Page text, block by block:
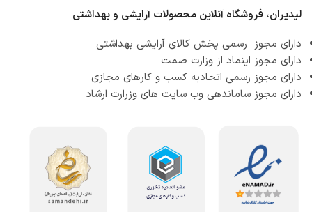
لیدیران، فروشگاه آنلاین محصولات آرایشی و بهداشتی
دارای مجوز رسمی پخش کالای آرایشی بهداشتی
دارای مجوز اینماد از وزارت صمت
دارای مجوز رسمی اتحادیه کسب و کارهای مجازی
دارای مجوز ساماندهی وب سایت های وزرارت ارشاد